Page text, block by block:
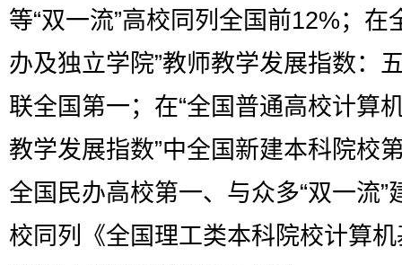
等“双一流”高校同列全国前12%；在
办及独立学院”教师教学发展指数：
联全国第一；在“全国普通高校计算
教学发展指数”中全国新建本科院校
全国民办高校第一、与众多“双一流”
校同列《全国理工类本科院校计算